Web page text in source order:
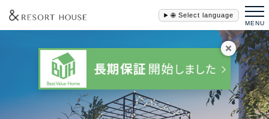
🌐 Select language
MENU